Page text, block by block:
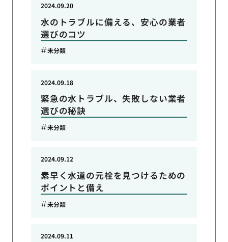
水のトラブルに備える、安心の業者
選びのコツ
2024.09.20
未分類
緊急の水トラブル、失敗しない業者
選びの秘訣
2024.09.18
未分類
素早く水道の元栓を見つけるための
ポイントと備え
2024.09.12
未分類
2024.09.11